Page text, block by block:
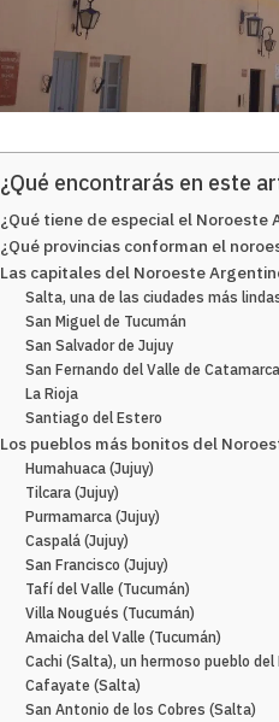
¿Qué encontrarás en este
¿Qué tiene de especial el Noroeste
¿Qué provincias conforman el
Las capitales del Noroeste
Salta, una de las ciudades más
San Miguel de Tucumán
San Salvador de Jujuy
San Fernando del Valle de Catamarca
La Rioja
Santiago del Estero
Los pueblos más bonitos del
Humahuaca (Jujuy)
Tilcara (Jujuy)
Purmamarca (Jujuy)
Caspalá (Jujuy)
San Francisco (Jujuy)
Tafí del Valle (Tucumán)
Villa Nougués (Tucumán)
Amaicha del Valle (Tucumán)
Cachi (Salta), un hermoso pueblo
Cafayate (Salta)
San Antonio de los Cobres (Salta)